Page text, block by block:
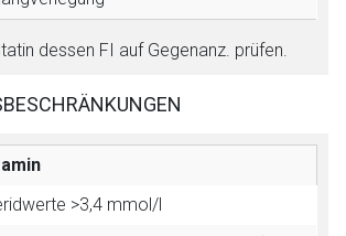
dessen FI auf Gegenanz. prüfen.
>3,4 mmol/l